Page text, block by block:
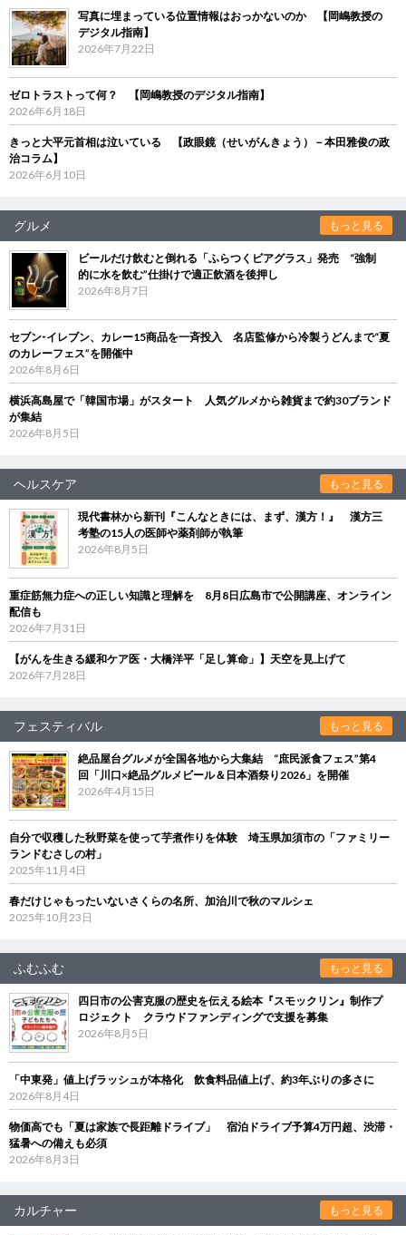
写真に埋まっている位置情報はおっかないのか 【岡嶋教授の
デジタル指南】
2026年7月22日
ゼロトラストって何？ 【岡嶋教授のデジタル指南】
2026年6月18日
きっと大平元首相は泣いている 【政眼鏡（せいがんきょう）－本田雅俊の政
治コラム】
2026年6月10日
グルメ もっと見る
ビールだけ飲むと倒れる「ふらつくビアグラス」発売 “強制
的に水を飲む”仕掛けで適正飲酒を後押し
2026年8月7日
セブン‐イレブン、カレー15商品を一斉投入 名店監修から冷製うどんまで“夏
のカレーフェス”を開催中
2026年8月6日
横浜高島屋で「韓国市場」がスタート 人気グルメから雑貨まで約30ブランド
が集結
2026年8月5日
ヘルスケア もっと見る
現代書林から新刊『こんなときには、まず、漢方！』 漢方三
考塾の15人の医師や薬剤師が執筆
2026年8月5日
重症筋無力症への正しい知識と理解を 8月8日広島市で公開講座、オンライン
配信も
2026年7月31日
【がんを生きる緩和ケア医・大橋洋平「足し算命」】天空を見上げて
2026年7月28日
フェスティバル もっと見る
絶品屋台グルメが全国各地から大集結 “庶民派食フェス”第4
回「川口×絶品グルメビール＆日本酒祭り2026」を開催
2026年4月15日
自分で収穫した秋野菜を使って芋煮作りを体験 埼玉県加須市の「ファミリー
ランドむさしの村」
2025年11月4日
春だけじゃもったいないさくらの名所、加治川で秋のマルシェ
2025年10月23日
ふむふむ もっと見る
四日市の公害克服の歴史を伝える絵本『スモックリン』制作プ
ロジェクト クラウドファンディングで支援を募集
2026年8月5日
「中東発」値上げラッシュが本格化 飲食料品値上げ、約3年ぶりの多さに
2026年8月4日
物価高でも「夏は家族で長距離ドライブ」 宿泊ドライブ予算4万円超、渋滞・
猛暑への備えも必須
2026年8月3日
カルチャー もっと見る